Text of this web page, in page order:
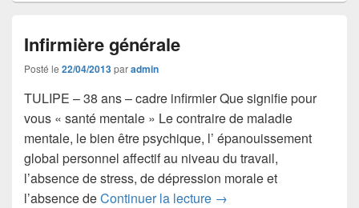
Infirmière générale
Posté le 22/04/2013paradmin
TULIPE – 38 ans – cadre infirmier Que signifie pour
vous « santé mentale » Le contraire de maladie
mentale, le bien être psychique, l’ épanouissement
global personnel affectif au niveau du travail,
l’absence de stress, de dépression morale et
l’absence deContinuer la lecture Infirmière générale
→